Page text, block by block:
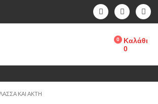
0
Καλάθι
0
ΚΑΙ ΑΚΤΉ